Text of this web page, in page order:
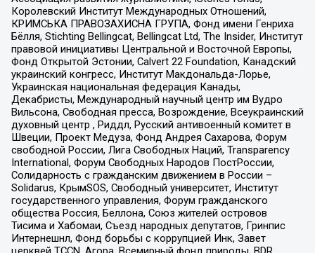
Королевский Институт Международных Отношений,
КРИМСЬКА ПРАВОЗАХИСНА ГРУПА, Фонд имени Генриха
Бёлля, Stichting Bellingcat, Bellingcat Ltd, The Insider, Институт
правовой инициативы Центральной и Восточной Европы,
Фонд Открытой Эстонии, Calvert 22 Foundation, Канадский
украинский конгресс, Институт Макдональда-Лорье,
Украинская национальная федерация Канады,
Декабристы, Международный научный центр им Вудро
Вильсона, Свободная пресса, Возрождение, Всеукраинский
духовный центр , Риддл, Русский антивоенный комитет в
Швеции, Проект Медуза, Фонд Андрея Сахарова, Форум
свободной России, Лига Свободных Наций, Transparеncy
International, Форум Свободных Народов ПостРоссии,
Солидарность с гражданским движением в России –
Solidarus, КрымSOS, Свободный университет, Институт
государственного управления, Форум гражданского
общества Россия, Беллона, Союз жителей островов
Тисима и Хабомаи, Съезд народных депутатов, Гринпис
Интернешнл, Фонд борьбы с коррупцией Инк, Завет